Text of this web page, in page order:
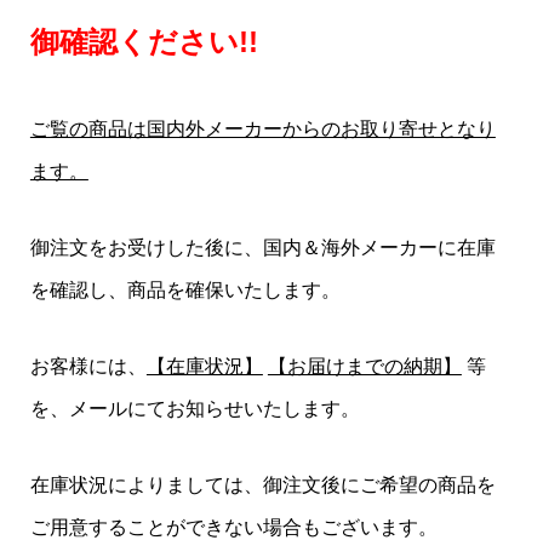
御確認ください!!
ご覧の商品は国内外メーカーからのお取り寄せとなり
ます。
御注文をお受けした後に、国内＆海外メーカーに在庫
を確認し、商品を確保いたします。
お客様には、 【在庫状況】 【お届けまでの納期】 等
を、メールにてお知らせいたします。
在庫状況によりましては、御注文後にご希望の商品を
ご用意することができない場合もございます。